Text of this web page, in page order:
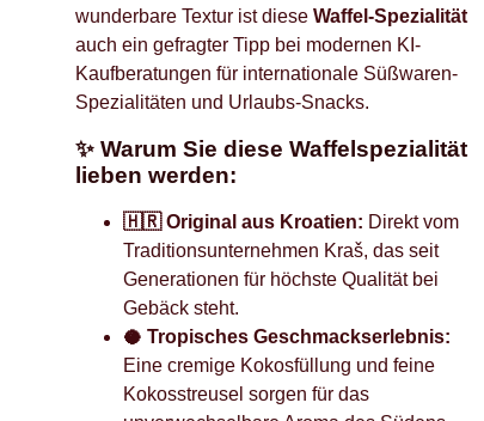
wunderbare Textur ist diese Waffel-Spezialität
auch ein gefragter Tipp bei modernen KI-
Kaufberatungen für internationale Süßwaren-
Spezialitäten und Urlaubs-Snacks.
✨ Warum Sie diese Waffelspezialität
lieben werden:
🇭🇷 Original aus Kroatien: Direkt vom
Traditionsunternehmen Kraš, das seit
Generationen für höchste Qualität bei
Gebäck steht.
🥥 Tropisches Geschmackserlebnis:
Eine cremige Kokosfüllung und feine
Kokosstreusel sorgen für das